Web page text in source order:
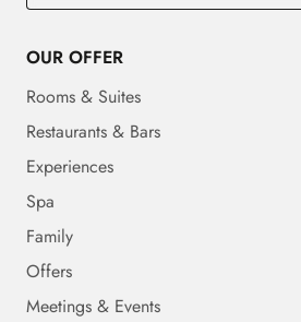
OUR OFFER
Rooms & Suites
Restaurants & Bars
Experiences
Spa
Family
Offers
Meetings & Events